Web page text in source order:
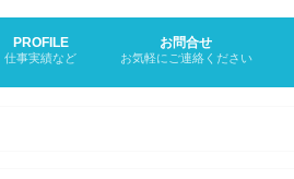
PROFILE
仕事実績など
お問合せ
お気軽にご連絡ください